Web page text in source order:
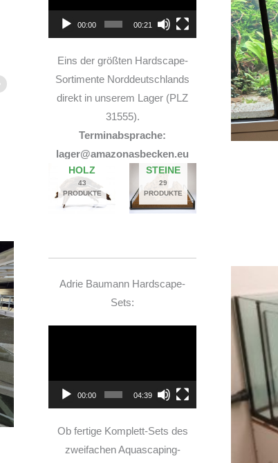
TOP Hardscape im Laden
und sehr nette Beratung! Ich bin super Glücklich
A
14. JUNI 2026
00:00 00:21
Eins der größten Hardscape-
Sortimente Norddeutschlands
direkt in unserem Lager (PLZ
31555).
Terminabsprache:
lager@amazonasbecken.eu
HOLZ
43
PRODUKTE
STEINE
29
PRODUKTE
Adrie Baumann Hardscape-
Sets:
00:00 04:39
Ob fertige Komplett-Sets des
zweifachen Aquascaping-